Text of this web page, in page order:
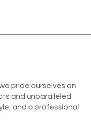
pride ourselves on
and unparalleled
and a professional